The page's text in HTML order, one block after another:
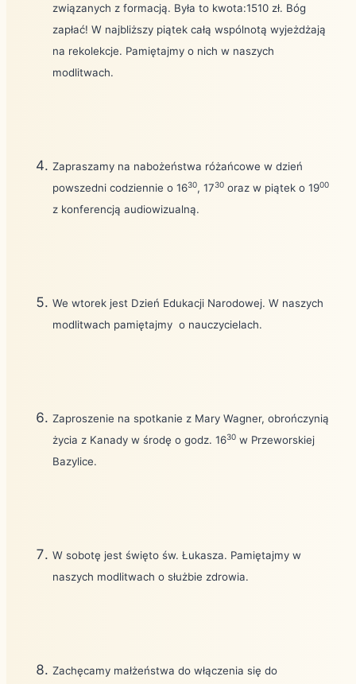
związanych z formacją. Była to kwota:1510 zł. Bóg
zapłać! W najbliższy piątek całą wspólnotą wyjeżdżają
na rekolekcje. Pamiętajmy o nich w naszych
modlitwach.
Zapraszamy na nabożeństwa różańcowe w dzień
powszedni codziennie o 1630, 1730 oraz w piątek o 1900
z konferencją audiowizualną.
We wtorek jest Dzień Edukacji Narodowej. W naszych
modlitwach pamiętajmy o nauczycielach.
Zaproszenie na spotkanie z Mary Wagner, obrończynią
życia z Kanady w środę o godz. 1630 w Przeworskiej
Bazylice.
W sobotę jest święto św. Łukasza. Pamiętajmy w
naszych modlitwach o służbie zdrowia.
Zachęcamy małżeństwa do włączenia się do